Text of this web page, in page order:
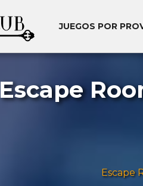
JUEGOS POR
Escape
Escape